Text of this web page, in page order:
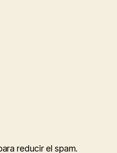
reducir el spam.